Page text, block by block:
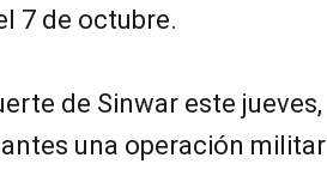
7 de octubre.
de Sinwar este jueves,
una operación militar